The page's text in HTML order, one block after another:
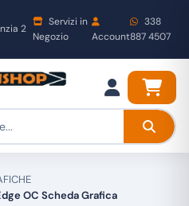
2
Servizi in
Negozio
Account
338
887 4507
OC Scheda Grafica